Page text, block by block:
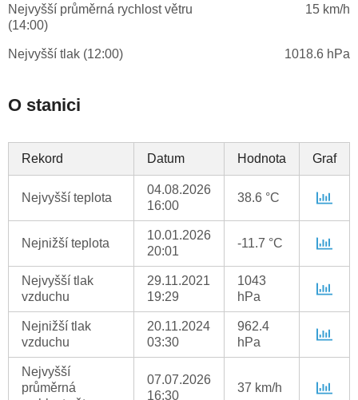
Nejvyšší průměrná rychlost větru
(14:00)
15 km/h
Nejvyšší tlak (12:00) 1018.6 hPa
O stanici
Rekord Datum Hodnota Graf
Nejvyšší teplota
04.08.2026
16:00
38.6 °C
Nejnižší teplota
10.01.2026
20:01
-11.7 °C
Nejvyšší tlak
vzduchu
29.11.2021
19:29
1043
hPa
Nejnižší tlak
vzduchu
20.11.2024
03:30
962.4
hPa
Nejvyšší
průměrná
07.07.2026
16:30
37 km/h